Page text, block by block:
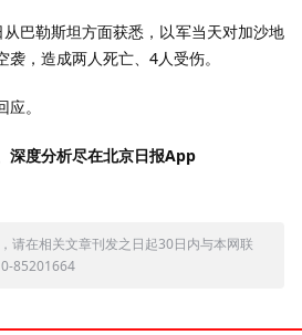
巴勒斯坦方面获悉，以军当天对加沙地
，造成两人死亡、4人受伤。
。
深度分析尽在北京日报App
请在相关文章刊发之日起30日内与本网联
85201664